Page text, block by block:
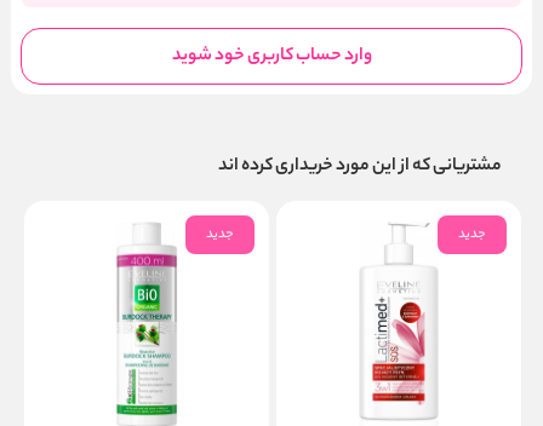
وارد حساب کاربری خود شوید
مشتریانی که از این مورد خریداری کرده اند
جدید جدید